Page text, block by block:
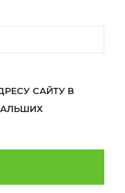
САЙТУ В